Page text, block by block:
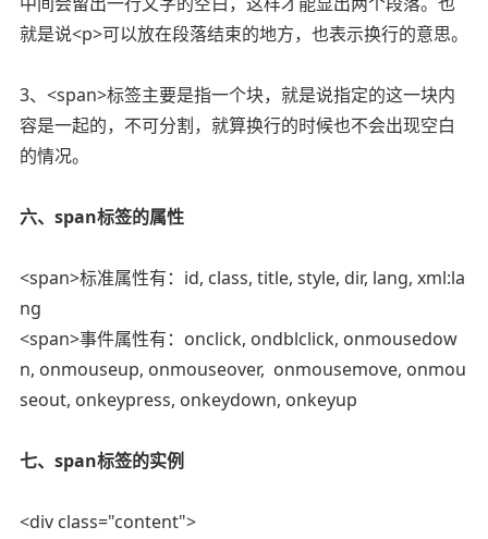
就是说<p>可以放在段落结束的地方，也表示换行的意思。
3、<span>标签主要是指一个块，就是说指定的这一块内
容是一起的，不可分割，就算换行的时候也不会出现空白
的情况。
六、span标签的属性
<span>标准属性有：id, class, title, style, dir, lang, xml:la
ng
<span>事件属性有：onclick, ondblclick, onmousedow
n, onmouseup, onmouseover, onmousemove, onmou
seout, onkeypress, onkeydown, onkeyup
七、span标签的实例
<div class="content">